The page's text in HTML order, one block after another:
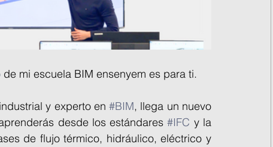
de mi escuela BIM ensenyem es para ti.
y experto en #BIM, llega un nuevo
desde los estándares #IFC y la
de flujo térmico, hidráulico, eléctrico y